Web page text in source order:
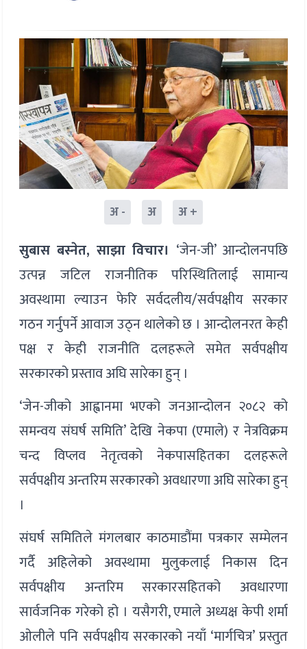
अ - अ अ +
सुबास बस्नेत, साझा विचार। ‘जेन-जी’ आन्दोलनपछि
उत्पन्न जटिल राजनीतिक परिस्थितिलाई सामान्य
अवस्थामा ल्याउन फेरि सर्वदलीय/सर्वपक्षीय सरकार
गठन गर्नुपर्ने आवाज उठ्न थालेको छ । आन्दोलनरत केही
पक्ष र केही राजनीति दलहरूले समेत सर्वपक्षीय
सरकारको प्रस्ताव अघि सारेका हुन् ।
‘जेन-जीको आह्वानमा भएको जनआन्दोलन २०८२ को
समन्वय संघर्ष समिति’ देखि नेकपा (एमाले) र नेत्रविक्रम
चन्द विप्लव नेतृत्वको नेकपासहितका दलहरूले
सर्वपक्षीय अन्तरिम सरकारको अवधारणा अघि सारेका हुन्
।
संघर्ष समितिले मंगलबार काठमाडौंमा पत्रकार सम्मेलन
गर्दै अहिलेको अवस्थामा मुलुकलाई निकास दिन
सर्वपक्षीय अन्तरिम सरकारसहितको अवधारणा
सार्वजनिक गरेको हो । यसैगरी, एमाले अध्यक्ष केपी शर्मा
ओलीले पनि सर्वपक्षीय सरकारको नयाँ ‘मार्गचित्र’ प्रस्तुत